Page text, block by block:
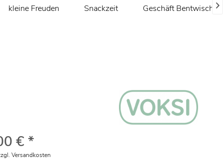
kleine Freuden Snackzeit Geschäft Bentwisch/
€ *
Versandkosten